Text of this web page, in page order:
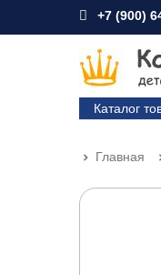
+7 (900)
Каталог
Главная